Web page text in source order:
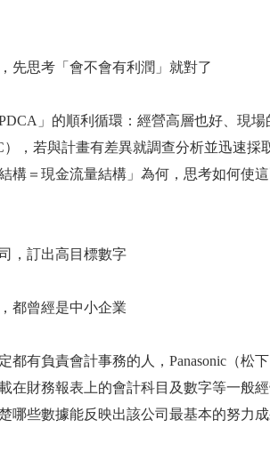
思考「會不會有利潤」就對了
」的順利循環：經營高層也好、現場
），若與計畫有差異就調查分析並迅速
構＝現金流量結構」為何，思考如何使
訂出高目標數字
曾經是中小企業
有負責會計事務的人，Panasonic（松
在財務報表上的會計科目及數字等一般
哪些數據能反映出該公司最基本的努力成